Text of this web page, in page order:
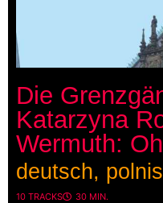
Die
Katarzyna
Wermuth:
deutsch,
10 TRACKS 30 MIN.